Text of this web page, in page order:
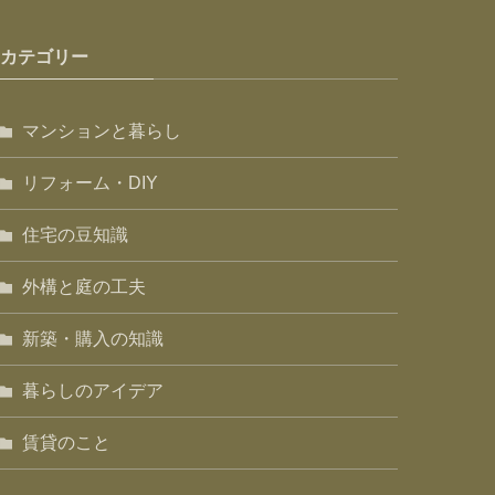
カテゴリー
マンションと暮らし
リフォーム・DIY
住宅の豆知識
外構と庭の工夫
新築・購入の知識
暮らしのアイデア
賃貸のこと